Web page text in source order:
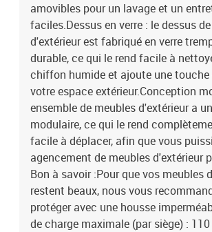
amovibles pour un lavage et un
faciles.Dessus en verre : le dessus
d'extérieur est fabriqué en verre
durable, ce qui le rend facile à
chiffon humide et ajoute une touche
votre espace extérieur.Conception
ensemble de meubles d'extérieur a
modulaire, ce qui le rend
facile à déplacer, afin que vous
agencement de meubles d'extérieur
Bon à savoir :Pour que vos meubles
restent beaux, nous vous
protéger avec une housse
de charge maximale (par siège) : 110